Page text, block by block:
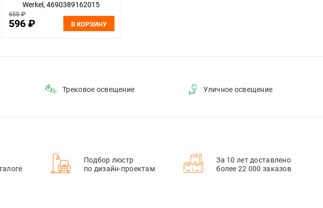
Werkel, 4690389162015
655 ₽
596 ₽ В КОРЗИНУ
Трековое освещение Уличное освещение
Подбор люстр
по дизайн-проектам
За 10 лет доставлено
более 22 000 заказов